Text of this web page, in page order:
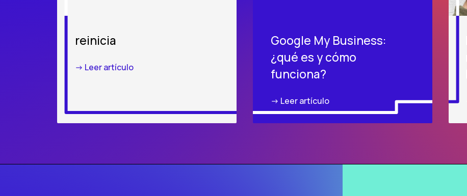
reinicia
-> Leer artículo
Google My Business:
¿qué es y cómo
funciona?
-> Leer artículo